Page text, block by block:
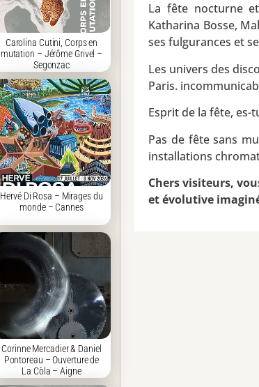
Carolina Cutini, Corps en
mutation – Jérôme Grivel –
Segonzac
Hervé Di Rosa – Mirages du
monde – Cannes
Corinne Mercadier & Daniel
Pontoreau – Ouverture de
La Còla – Aigne
La fête nocturne
Katharina Bosse,
ses fulgurances et
Les univers des
Paris.
Esprit de la fête, es-
Pas de fête sans
installations
Chers visiteurs,
et évolutive